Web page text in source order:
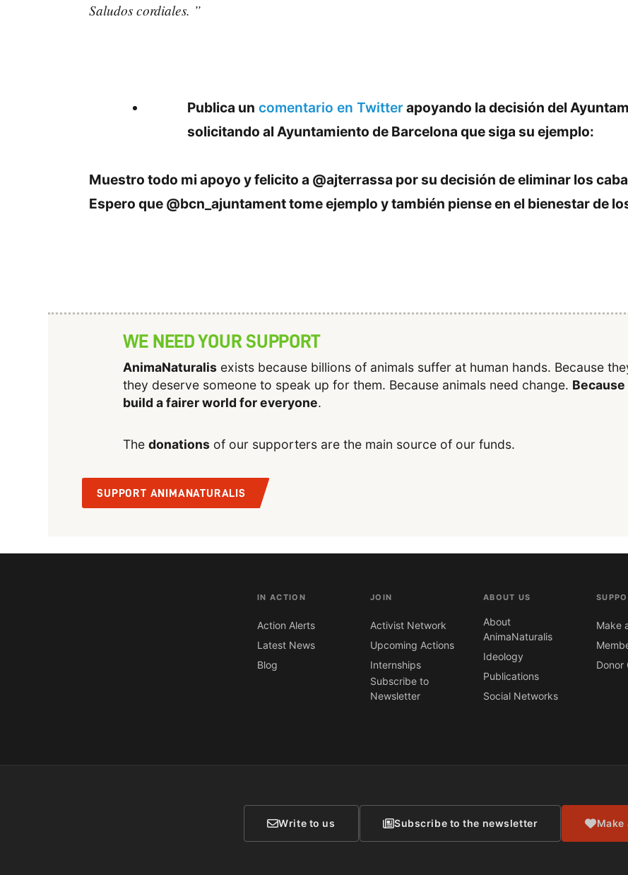
Saludos cordiales. ”
Publica un comentario en Twitterapoyando la decisión del
solicitando al Ayuntamiento de Barcelona que siga su ejemplo:
Muestro todo mi apoyo y felicito a @ajterrassa por su decisión de eliminar los
Espero que @bcn_ajuntament tome ejemplo y también piense en el bienestar de
WE NEED YOUR SUPPORT
AnimaNaturalisexists because billions of animals suffer at human hands. Because
they deserve someone to speak up for them. Because animals need change.
build a fairer world for everyone.
The donationsof our supporters are the main source of our funds.
SUPPORT ANIMANATURALIS
IN ACTION
Action Alerts
Latest News
Blog
JOIN
Activist Network
Upcoming Actions
Internships
Subscribe to
Newsletter
ABOUT US
About
AnimaNaturalis
Ideology
Publications
Social Networks
Make
Donor
Write to us Subscribe to the newsletter Make